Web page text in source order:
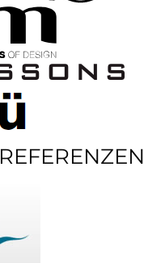
REFERENZEN